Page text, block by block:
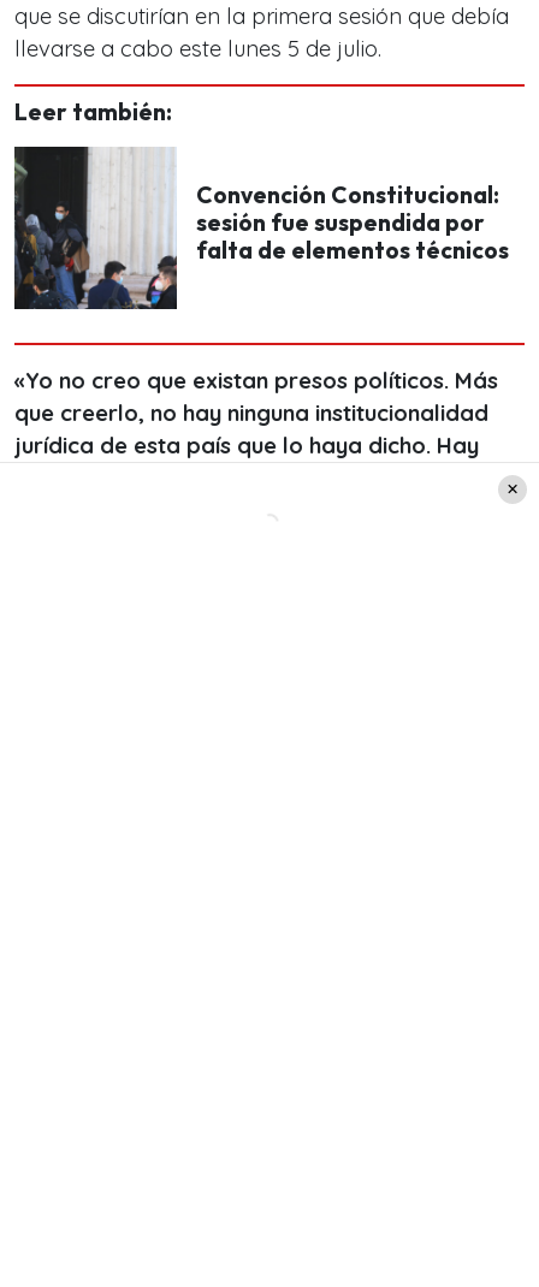
que se discutirían en la primera sesión que debía
llevarse a cabo este lunes 5 de julio.
Leer también:
Convención Constitucional:
sesión fue suspendida por
falta de elementos técnicos
«Yo no creo que existan presos políticos. Más
que creerlo, no hay ninguna institucionalidad
jurídica de esta país que lo haya dicho. Hay
, partió señalando el
aspirante